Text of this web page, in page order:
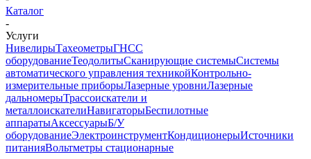
Каталог
-
Услуги
НивелирыТахеометрыГНСС
оборудованиеТеодолитыСканирующие системыСистемы
автоматического управления техникойКонтрольно-
измерительные приборыЛазерные уровниЛазерные
дальномерыТрассоискатели и
металлоискателиНавигаторыБеспилотные
аппаратыАксессуарыБ/У
оборудованиеЭлектроинструментКондиционерыИсточники
питанияВольтметры стационарные